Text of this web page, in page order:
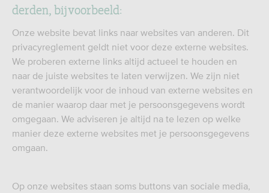
derden, bijvoorbeeld:
Onze website bevat links naar websites van anderen. Dit
privacyreglement geldt niet voor deze externe websites.
We proberen externe links altijd actueel te houden en
naar de juiste websites te laten verwijzen. We zijn niet
verantwoordelijk voor de inhoud van externe websites en
de manier waarop daar met je persoonsgegevens wordt
omgegaan. We adviseren je altijd na te lezen op welke
manier deze externe websites met je persoonsgegevens
omgaan.
Op onze websites staan soms buttons van sociale media,